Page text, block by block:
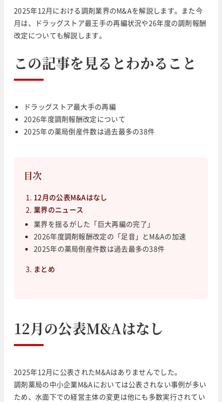
2025年12月における調剤業界のM&Aを解説します。また今
月は、ドラッグストア最王手の再編状況や26年度の調剤報酬
改定についても解説します。
この記事を見るとわかること
ドラッグストア最大手の再編
2026年度調剤報酬改定について
2025年の薬局倒産件数は過去最多の38件
目次
12月の公表M&Aはなし
業界のニュース
業界を揺るがした「巨大再編の完了」
2026年度調剤報酬改定の「足音」とM&Aの加速
2025年の薬局倒産件数は過去最多の38件
まとめ
12月の公表M&Aはなし
2025年12月に公表されたM&Aはありませんでした。
調剤薬局の中小企業M&Aにおいては公表されない事例が多い
ため、水面下での経営主体の変更は他にも多数実行されてい